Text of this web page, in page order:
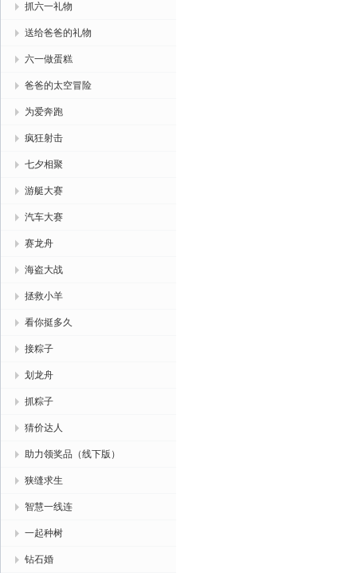
抓六一礼物
送给爸爸的礼物
六一做蛋糕
爸爸的太空冒险
为爱奔跑
疯狂射击
七夕相聚
游艇大赛
汽车大赛
赛龙舟
海盗大战
拯救小羊
看你挺多久
接粽子
划龙舟
抓粽子
猜价达人
助力领奖品（线下版）
狭缝求生
智慧一线连
一起种树
钻石婚